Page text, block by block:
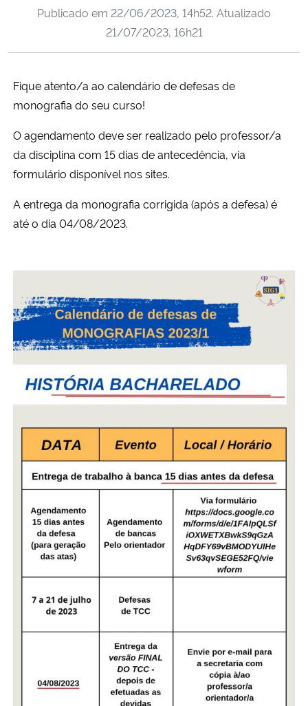
Ministério da Cidadania
Ministério de Minas e Energia
Ministério do Meio Ambiente
Ministério do Desenvolvimento Regional
Ministério da Mulher, da Família e dos Direitos Humanos
Secretaria-Geral
Secretaria de Governo
Advocacia-Geral da União
Banco Central do Brasil
Planalto
Publicado em 22/06/2023, 14h52. Atualizado
21/07/2023, 16h21
Fique atento/a ao calendário de defesas de
monografia do seu curso!
O agendamento deve ser realizado pelo professor/a
da disciplina com 15 dias de antecedência, via
formulário disponível nos sites.
A entrega da monografia corrigida (após a defesa) é
até o dia 04/08/2023.